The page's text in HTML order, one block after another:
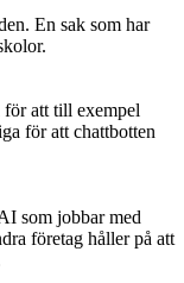
En sak som har
för att till exempel
för att chattbotten
som jobbar med
företag håller på att